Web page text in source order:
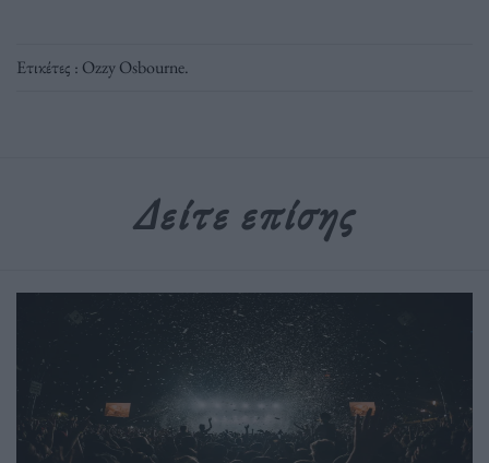
Ετικέτες : Ozzy Osbourne.
Δείτε επίσης